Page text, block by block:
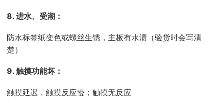
8. 进水、受潮：
防水标签纸变色或螺丝生锈，主板有水渍（验货时会写清
楚）
9. 触摸功能坏：
触摸延迟，触摸反应慢；触摸无反应